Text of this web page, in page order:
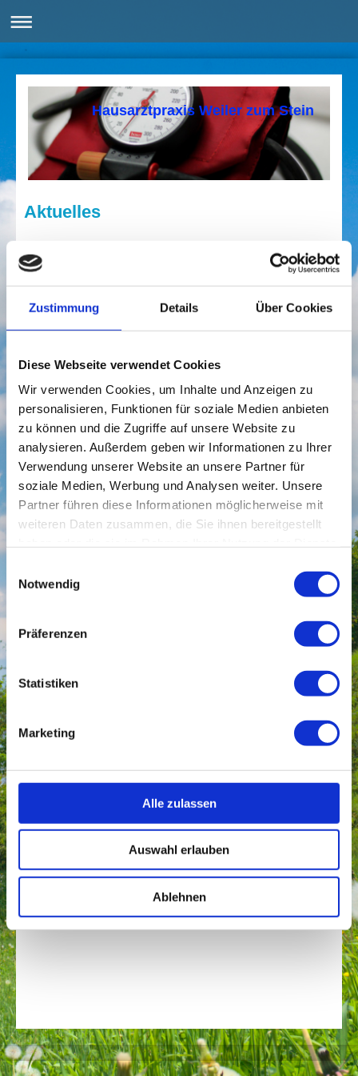
Zustimmung Details Über Cookies
Diese Webseite verwendet Cookies
Wir verwenden Cookies, um Inhalte und Anzeigen zu
personalisieren, Funktionen für soziale Medien anbieten
zu können und die Zugriffe auf unsere Website zu
analysieren. Außerdem geben wir Informationen zu Ihrer
Verwendung unserer Website an unsere Partner für
soziale Medien, Werbung und Analysen weiter. Unsere
Partner führen diese Informationen möglicherweise mit
weiteren Daten zusammen, die Sie ihnen bereitgestellt
Notwendig
Präferenzen
Statistiken
Marketing
Alle zulassen
Auswahl erlauben
Ablehnen
Hausarztpraxis Weiler zum Stein
Aktuelles
Sommerurlaub:
Die Praxis ist vom 30. Juli bis 21. August 2026
geschlossen.
Vertretung in dringenden Fällen:
Praxis Dr. Schröder,Nellmersbach, Bahnhofstr. 28, Tel. 910723
Praxis Dr. Godde , Leutenbach, Hauptstr. 1, Tel. 3003 (HZV-
Ärztlicher Notfalldienst:
Den Ärztlichen Notfalldienst erreichen Sie in ganz Deutschland
unter der Nummer 116 117, von dort werden Sie an die zuständige
Notfallpraxis oder den zuständigen Hausbesuchs-Dienst
verwiesen. Falls Sie die Notfallpraxis in Winnenden direkt anrufen
wollen: Tel.: 07195/9797900, für Kinder Tel.: 07195/59137000
* Wenn Sie an der Hausarztzentrierten-Versorgung (HZV)
teilnehmen, wenden Sie sich bitte an die als "HZV-Vertretung"
13. bis 23. Oktober Fortbildung und Herbsturlaub
21. bis 23. Dezember Weihnachtsurlaub
Im Hummerholz
Kontakt
Rufen Sie einfach an unter